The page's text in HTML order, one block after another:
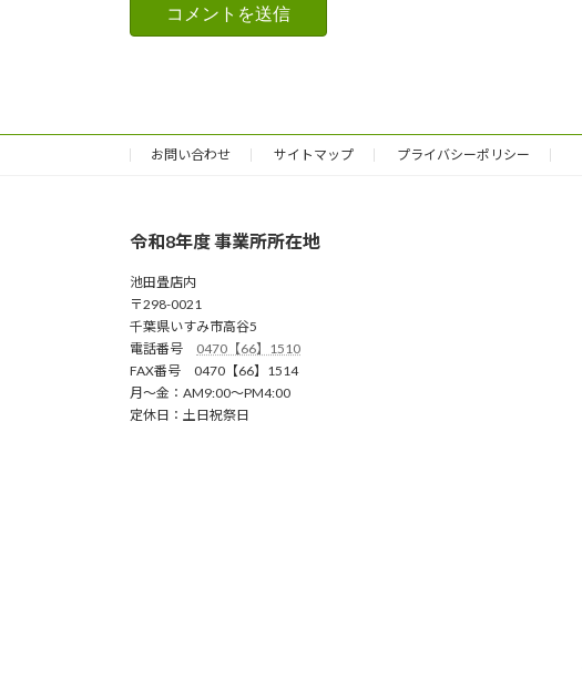
お問い合わせ サイトマップ プライバシーポリシー
令和8年度 事業所所在地
池田畳店内
〒298-0021
千葉県いすみ市高谷5
電話番号 0470【66】1510
FAX番号 0470【66】1514
月～金：AM9:00～PM4:00
定休日：土日祝祭日